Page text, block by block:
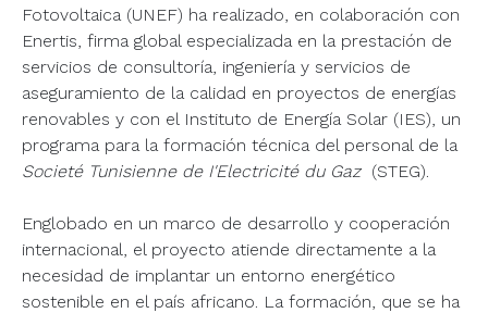
Fotovoltaica (UNEF) ha realizado, en colaboración con
Enertis, firma global especializada en la prestación de
servicios de consultoría, ingeniería y servicios de
aseguramiento de la calidad en proyectos de energías
renovables y con el Instituto de Energía Solar (IES), un
programa para la formación técnica del personal de la
Societé Tunisienne de I'Electricité du Gaz(STEG).
Englobado en un marco de desarrollo y cooperación
internacional, el proyecto atiende directamente a la
necesidad de implantar un entorno energético
sostenible en el país africano. La formación, que se ha